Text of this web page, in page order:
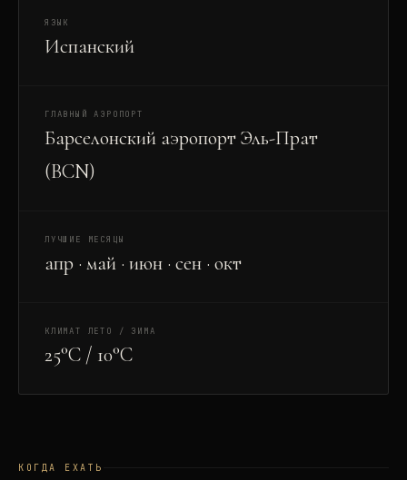
ЯЗЫК
Испанский
ГЛАВНЫЙ АЭРОПОРТ
Барселонский аэропорт Эль-Прат
(BCN)
ЛУЧШИЕ МЕСЯЦЫ
апр · май · июн · сен · окт
КЛИМАТ ЛЕТО / ЗИМА
25°C / 10°C
КОГДА ЕХАТЬ